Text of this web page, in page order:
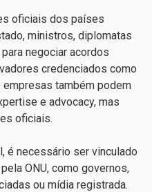
oficiais dos países
ministros, diplomatas
negociar acordos
credenciados como
também podem
e advocacy, mas
oficiais.
é necessário ser vinculado
ONU, como governos,
ou mídia registrada.